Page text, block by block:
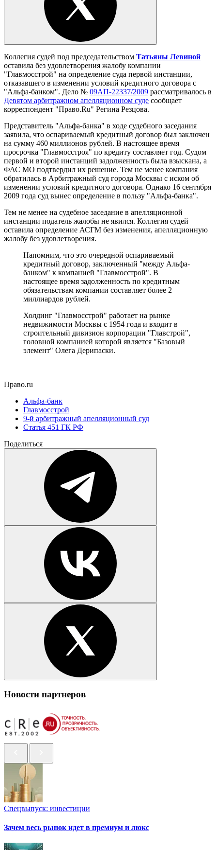
Коллегия судей под председательством Татьяны Левиной
оставила без удовлетворения жалобу компании
"Главмосстрой" на определение суда первой инстанции,
отказавшего в изменении условий кредитного договора с
"Альфа-банком". Дело № 09АП-22337/2009 рассматривалось в
Девятом арбитражном апелляционном суде сообщает
корреспондент "Право.Ru" Регина Резцова.
Представитель "Альфа-банка" в ходе судебного заседания
заявила, что оспариваемый кредитный договор был заключен
на сумму 460 миллионов рублей. В настоящее время
просрочка "Главмосстроя" по кредиту составляет год. Судом
первой и второй инстанций задолженность была взыскана, а
ФАС МО подтвердил их решение. Тем не менее компания
обратилась в Арбитражный суд города Москвы с иском об
изменении условий кредитного договора. Однако 16 сентября
2009 года суд вынес определение в пользу "Альфа-банка".
Тем не менее на судебное заседание в апелляционной
инстанции податель жалобы не явился. Коллегия судей
оставила определение АСГМ без изменения, апелляционную
жалобу без удовлетворения.
Напомним, что это очередной оспариваемый
кредитный договор, заключенный "между Альфа-
банком" к компанией "Главмосстрой". В
настоящее время задолженность по кредитным
обязательствам компании составляет более 2
миллиардов рублей.
Холдинг "Главмосстрой" работает на рынке
недвижимости Москвы с 1954 года и входит в
строительный дивизион корпорации "Главстрой",
головной компанией которой является "Базовый
элемент" Олега Дерипаски.
Право.ru
Альфа-банк
Главмосстрой
9-й арбитражный апелляционный суд
Статья 451 ГК РФ
Поделиться
Новости партнеров
Спецвыпуск: инвестиции
Зачем весь рынок идет в премиум и люкс